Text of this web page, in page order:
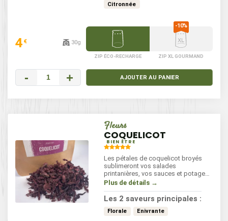
Citronnée
4 € 30g
ZIP ÉCO-RECHARGE ZIP XL GOURMAND
- + AJOUTER AU PANIER
Fleurs
COQUELICOT
BIEN ÊTRE
Les pétales de coquelicot broyés
sublimeront vos salades
printanières, vos sauces et potages.
En sirop ou en infusion, vous
Plus de détails →
Les 2 saveurs principales :
Florale Enivrante